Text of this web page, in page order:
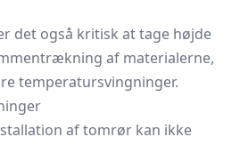
det også kritisk at tage højde
af materialerne,
temperatursvingninger.
af tomrør kan ikke